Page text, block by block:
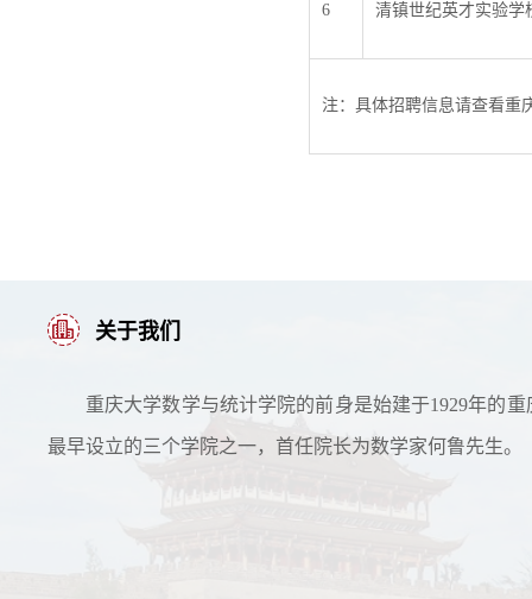
6 清镇世纪英才实验学
注：具体招聘信息请查看重
关于我们
重庆大学数学与统计学院的前身是始建于1929年的
最早设立的三个学院之一，首任院长为数学家何鲁先生。